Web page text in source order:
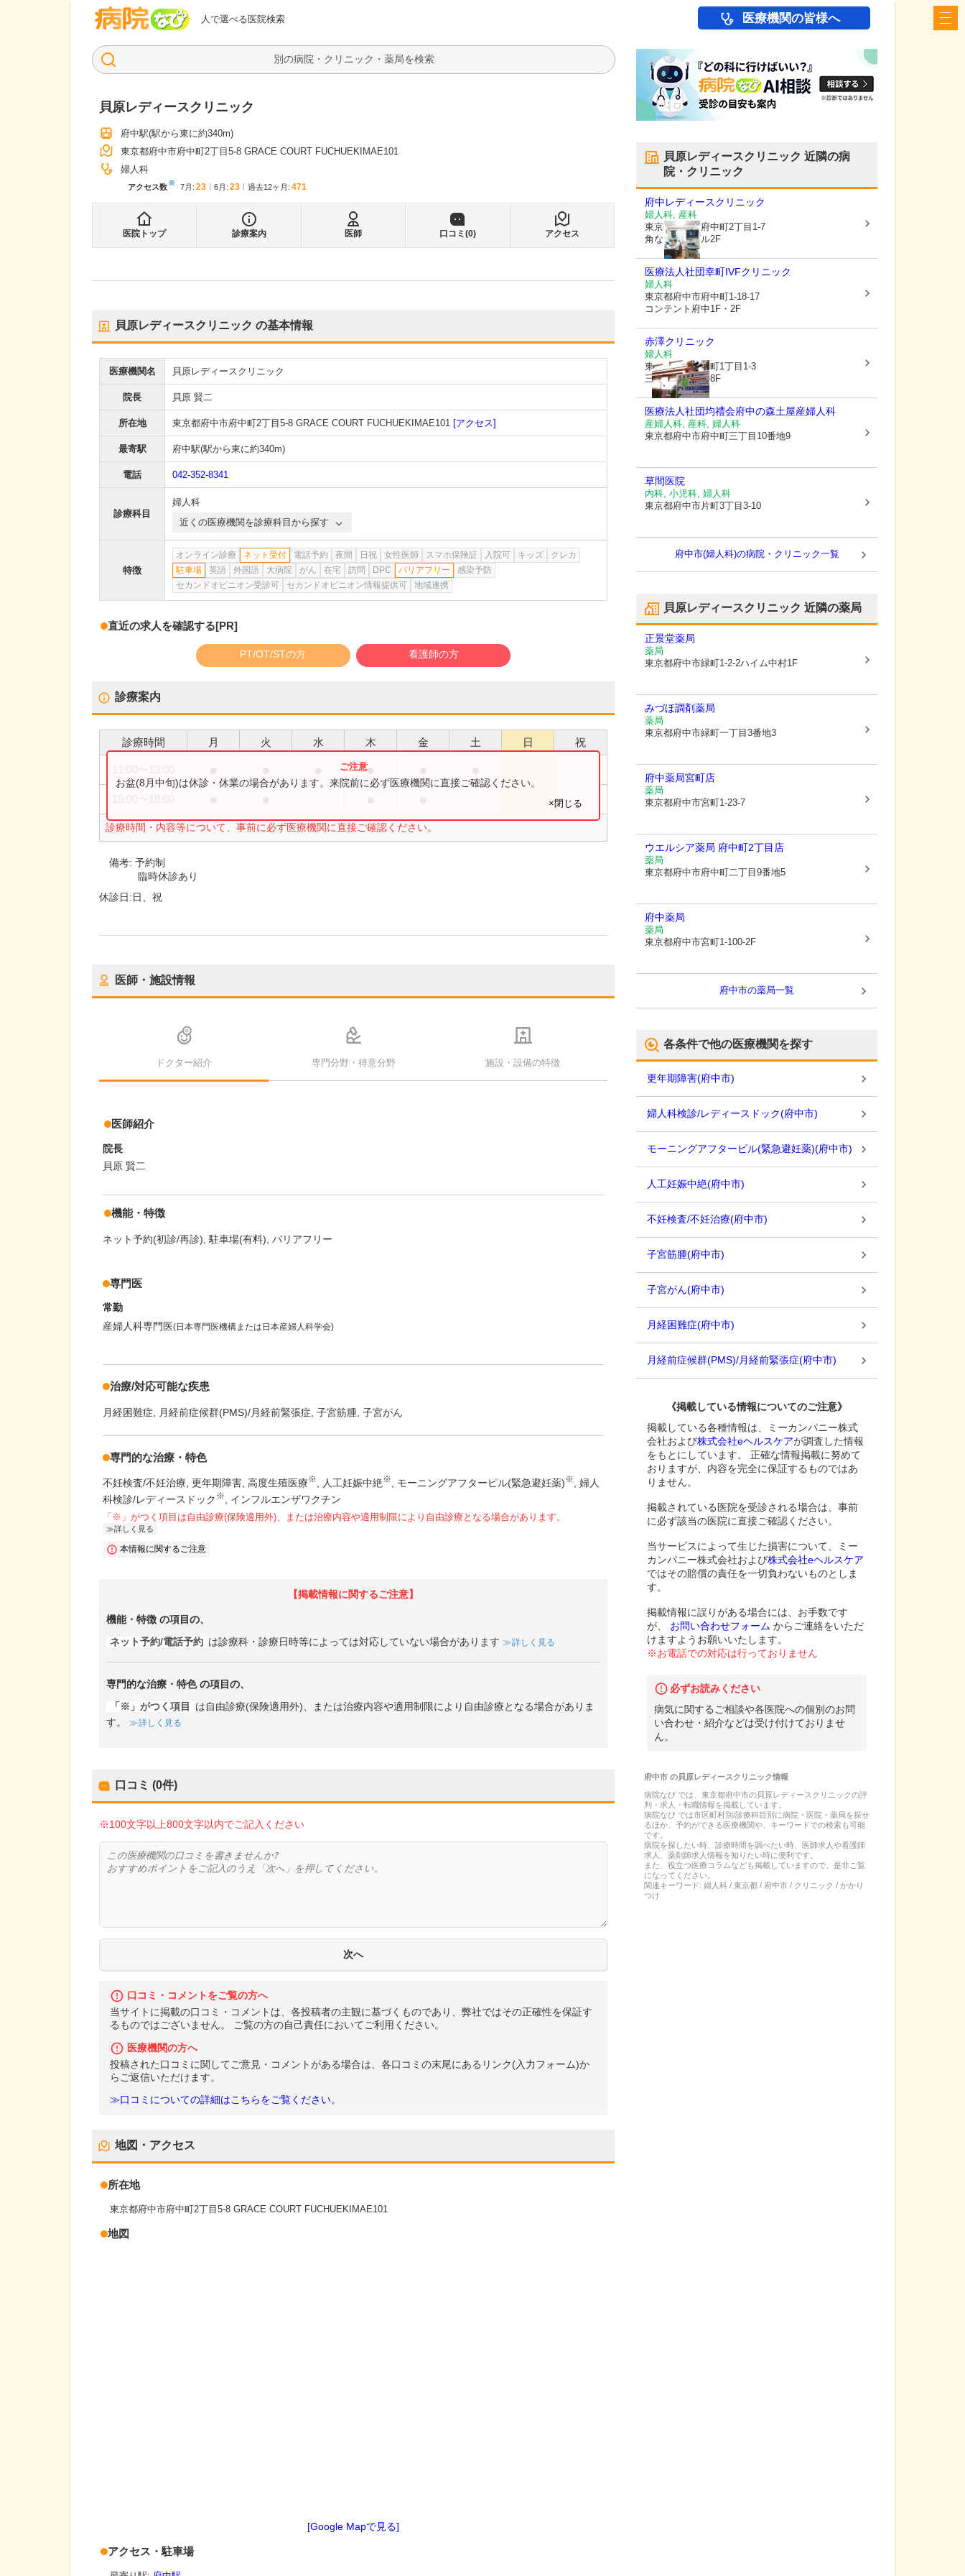
人で選べる医院検索
病院なび 医療機関の皆様へ
検索
貝原レディースクリニック
府中駅(駅から東に約340m)
東京都府中市府中町2丁目5-8 GRACE COURT FUCHUEKIMAE101
婦人科
アクセス数※ 7月 : 23 6月 : 23 過去12ヶ月: 471
医院トップ 診療案内 医師 口コミ(0) アクセス
貝原レディースクリニック の基本情報
医療機関名 貝原レディースクリニック
院長 貝原 賢二
所在地 東京都府中市府中町2丁目5-8 GRACE COURT FUCHUEKIMAE101 [アクセス]
最寄駅 府中駅(駅から東に約340m)
電話 042-352-8341
診療科目
婦人科
近くの医療機関を診療科目から探す
特徴
オンライン診療 ネット受付 電話予約 夜間 日祝 女性医師 スマホ保険証 入院可 キッズ
クレカ
駐車場
英語 外国語 大病院 がん 在宅 訪問 DPC バリアフリー
感染予防
セカンドオピニオン受診可
セカンドオピニオン情報提供可 地域連携
直近の求人を確認する[PR]
PT/OT/STの方 看護師の方
診療案内
診療時間 月 火 水 木 金 土 日 祝
●
診療時間・内容等について、事前に必ず医療機関に直接ご確認ください。
お盆(8月中旬)は休診・休業の場合があります。来院前に必ず医療機関に直接ご確認ください。
×閉じる
備考:予約制
臨時休診あり
休診日:日、祝
医師・施設情報
ドクター紹介 専門分野・得意分野 施設・設備の特徴
医師紹介
院長
貝原 賢二
機能・特徴
ネット予約(初診/再診) 駐車場(有料) バリアフリー
専門医
常勤
産婦人科専門医(日本専門医機構または日本産婦人科学会)
治療/対応可能な疾患
月経困難症 月経前症候群(PMS)/月経前緊張症 子宮筋腫 子宮がん
専門的な治療・特色
不妊検査/不妊治療 更年期障害 高度生殖医療※ 人工妊娠中絶※ モーニングアフターピル(緊急避妊薬)※
婦人
科検診/レディースドック ※ インフルエンザワクチン
「※」がつく項目は自由診療(保険適用外)、または治療内容や適用制限により自由診療となる場合があります。
詳しく見る
本情報に関するご注意
【掲載情報に関するご注意】
機能・特徴 の項目の、
ネット予約/電話予約 は診療科・診療日時等によっては対応していない場合があります 詳しく見る
専門的な治療・特色の項目の、
「※」がつく項目
は自由診療(保険適用外)、または治療内容や適用制限により自由診療となる場合がありま
す。
詳しく見る
口コミ (0件)
※100文字以上800文字以内でご記入ください
口コミ・コメントをご覧の方へ
当サイトに掲載の口コミ・コメントは、各投稿者の主観に基づくものであり、弊社ではその正確性を保証す
るものではございません。 ご覧の方の自己責任においてご利用ください。
医療機関の方へ
投稿された口コミに関してご意見・コメントがある場合は、各口コミの末尾にあるリンク(入力フォーム)か
らご返信いただけます。
≫口コミについての詳細はこちらをご覧ください。
地図・アクセス
所在地
東京都府中市府中町2丁目5-8 GRACE COURT FUCHUEKIMAE101
地図
[Google Mapで見る]
アクセス・駐車場
貝原レディースクリニック 近隣の病
院・クリニック
府中レディースクリニック
婦人科, 産科
東京都府中市府中町2丁目1-7
角ないとうビル2F
医療法人社団幸町IVFクリニック
婦人科
東京都府中市府中町1-18-17
コンテント府中1F・2F
赤澤クリニック
婦人科
東京都府中市寿町1丁目1-3
三ツ木寿町ビル8F
医療法人社団均禮会府中の森土屋産婦人科
産婦人科, 産科, 婦人科
東京都府中市府中町三丁目10番地9
草間医院
内科, 小児科, 婦人科
東京都府中市片町3丁目3-10
府中市(婦人科)の病院・クリニック一覧
貝原レディースクリニック 近隣の薬局
正景堂薬局
薬局
東京都府中市緑町1-2-2ハイム中村1F
みづほ調剤薬局
薬局
東京都府中市緑町一丁目3番地3
府中薬局宮町店
薬局
東京都府中市宮町1-23-7
ウエルシア薬局 府中町2丁目店
薬局
東京都府中市府中町二丁目9番地5
府中薬局
薬局
東京都府中市宮町1-100-2F
府中市の薬局一覧
各条件で他の医療機関を探す
更年期障害(府中市)
婦人科検診/レディースドック(府中市)
モーニングアフターピル(緊急避妊薬)(府中市)
人工妊娠中絶(府中市)
不妊検査/不妊治療(府中市)
子宮筋腫(府中市)
子宮がん(府中市)
月経困難症(府中市)
月経前症候群(PMS)/月経前緊張症(府中市)
《掲載している情報についてのご注意》
掲載している各種情報は、ミーカンパニー株式
会社および株式会社eヘルスケアが調査した情報
をもとにしています。 正確な情報掲載に努めて
おりますが、内容を完全に保証するものではあ
りません。
掲載されている医院を受診される場合は、事前
に必ず該当の医院に直接ご確認ください。
当サービスによって生じた損害について、ミー
カンパニー株式会社および株式会社eヘルスケア
ではその賠償の責任を一切負わないものとしま
す。
掲載情報に誤りがある場合には、お手数です
が、
お問い合わせフォーム からご連絡をいただ
けますようお願いいたします。
※お電話での対応は行っておりません
必ずお読みください
病気に関するご相談や各医院への個別のお問
い合わせ・紹介などは受け付けておりませ
ん。
府中市の貝原レディースクリニック情報
病院なび では、 東京都府中市の貝原レディースクリニックの評
判・求人・転職情報を掲載しています。
病院なび では市区町村別/診療科目別に病院・医院・薬局を探せ
るほか、予約ができる医療機関や、キーワードでの検索も可能
です。
病院を探したい時、診療時間を調べたい時、医師求人や看護師
求人、薬剤師求人情報を知りたい時に便利です。
また、役立つ医療コラムなども掲載していますので、是非ご覧
になってください。
関連キーワード: 婦人科 / 東京都 / 府中市 / クリニック / かかり
つけ